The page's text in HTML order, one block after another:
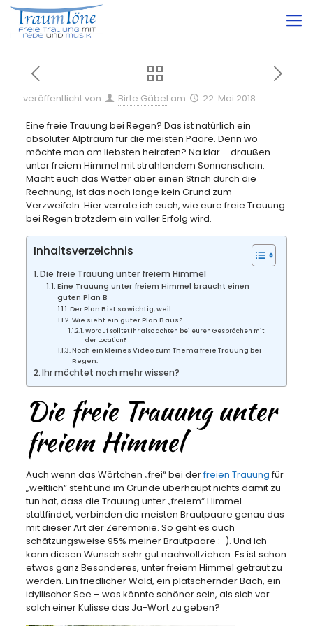
veröffentlicht von Birte Gäbel am 22. Mai 2018
Eine freie Trauung bei Regen? Das ist natürlich ein
absoluter Alptraum für die meisten Paare. Denn wo
möchte man am liebsten heiraten? Na klar – draußen
unter freiem Himmel mit strahlendem Sonnenschein.
Macht euch das Wetter aber einen Strich durch die
Rechnung, ist das noch lange kein Grund zum
Verzweifeln. Hier verrate ich euch, wie eure freie Trauung
bei Regen trotzdem ein voller Erfolg wird.
Inhaltsverzeichnis
Die freie Trauung unter freiem Himmel
Eine Trauung unter freiem Himmel braucht einen
guten Plan B
Der Plan B ist so wichtig, weil…
Wie sieht ein guter Plan B aus?
Worauf solltet ihr also achten bei euren Gesprächen mit
der Location?
Noch ein kleines Video zum Thema freie Trauung bei
Regen:
Ihr möchtet noch mehr wissen?
Die freie Trauung unter
freiem Himmel
Auch wenn das Wörtchen „frei“ bei derfreien Trauungfür
„weltlich“ steht und im Grunde überhaupt nichts damit zu
tun hat, dass die Trauung unter „freiem“ Himmel
stattfindet, verbinden die meisten Brautpaare genau das
mit dieser Art der Zeremonie. So geht es auch
schätzungsweise 95% meiner Brautpaare :-). Und ich
kann diesen Wunsch sehr gut nachvollziehen. Es ist schon
etwas ganz Besonderes, unter freiem Himmel getraut zu
werden. Ein friedlicher Wald, ein plätschernder Bach, ein
idyllischer See – was könnte schöner sein, als sich vor
solch einer Kulisse das Ja-Wort zu geben?